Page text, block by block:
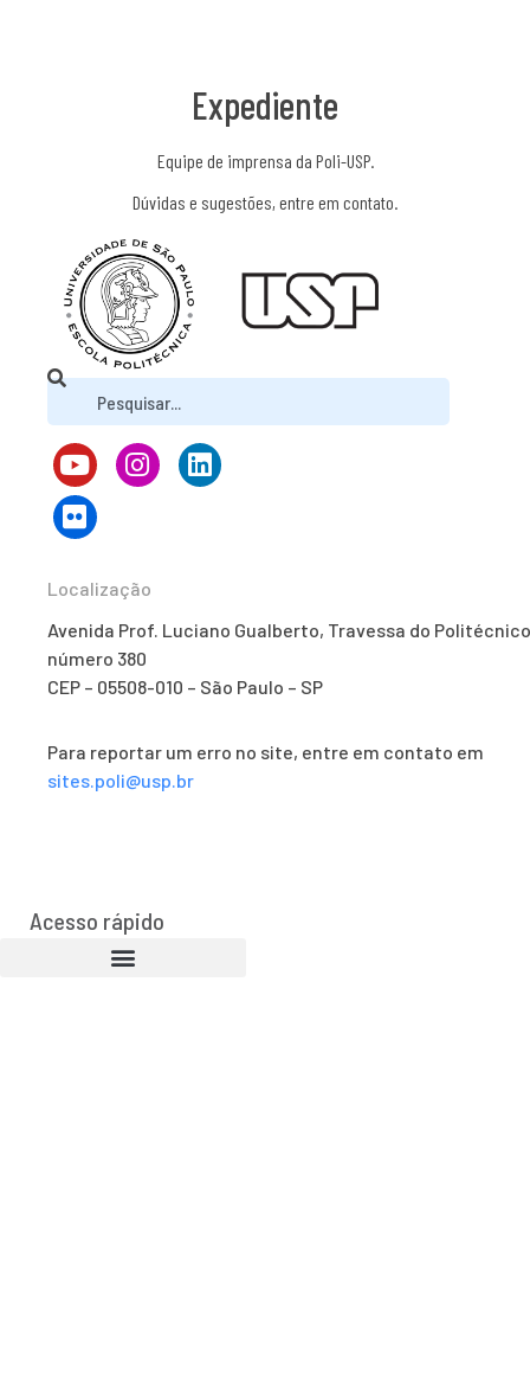
Expediente
Equipe de imprensa da Poli-USP.
Dúvidas e sugestões, entre em contato.
Localização
Avenida Prof. Luciano Gualberto, Travessa do
número 380
CEP – 05508-010 – São Paulo – SP
Para reportar um erro no site, entre em contato em
sites.poli@usp.br
Acesso rápido